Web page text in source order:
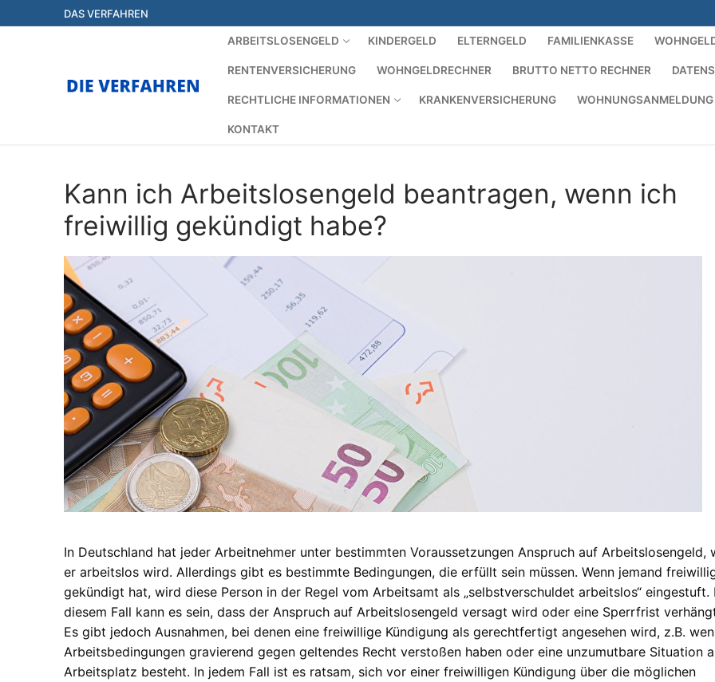
Inhalt
DAS VERFAHREN
ARBEITSLOSENGELD KINDERGELD ELTERNGELD FAMILIENKASSE
RENTENVERSICHERUNG WOHNGELDRECHNER BRUTTO NETTO RECHNER
RECHTLICHE INFORMATIONEN KRANKENVERSICHERUNG WOHNUNGSANMELDUNG
KONTAKT
Kann ich Arbeitslosengeld beantragen, wenn ich
freiwillig gekündigt habe?
In Deutschland hat jeder Arbeitnehmer unter bestimmten Voraussetzungen Anspruch auf Arbeitslosengeld,
er arbeitslos wird. Allerdings gibt es bestimmte Bedingungen, die erfüllt sein müssen. Wenn jemand
gekündigt hat, wird diese Person in der Regel vom Arbeitsamt als „selbstverschuldet arbeitslos“ eingestuft.
diesem Fall kann es sein, dass der Anspruch auf Arbeitslosengeld versagt wird oder eine Sperrfrist
Es gibt jedoch Ausnahmen, bei denen eine freiwillige Kündigung als gerechtfertigt angesehen wird, z.B.
Arbeitsbedingungen gravierend gegen geltendes Recht verstoßen haben oder eine unzumutbare Situation
Arbeitsplatz besteht. In jedem Fall ist es ratsam, sich vor einer freiwilligen Kündigung über die möglichen